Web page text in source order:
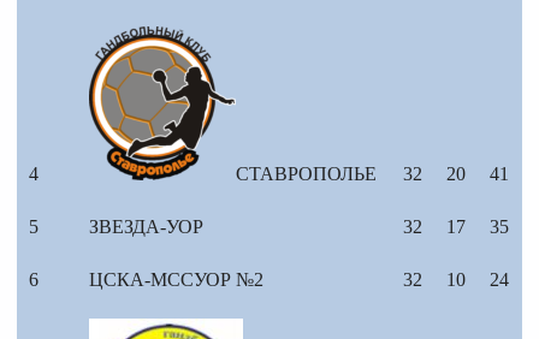
4 СТАВРОПОЛЬЕ 32 20 41
5 ЗВЕЗДА-УОР 32 17 35
6 ЦСКА-МССУОР №2 32 10 24